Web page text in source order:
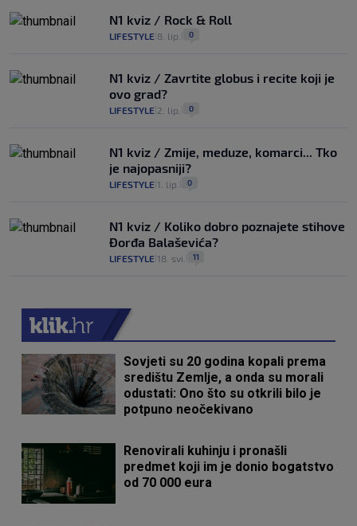
N1 kviz / Rock & Roll
LIFESTYLE 8. lip. 0
N1 kviz / Zavrtite globus i recite koji je
ovo grad?
LIFESTYLE 2. lip. 0
N1 kviz / Zmije, meduze, komarci... Tko
je najopasniji?
LIFESTYLE 1. lip. 0
N1 kviz / Koliko dobro poznajete stihove
Đorđa Balaševića?
LIFESTYLE 18. svi. 11
Sovjeti su 20 godina kopali prema
središtu Zemlje, a onda su morali
odustati: Ono što su otkrili bilo je
potpuno neočekivano
Renovirali kuhinju i pronašli
predmet koji im je donio bogatstvo
od 70 000 eura